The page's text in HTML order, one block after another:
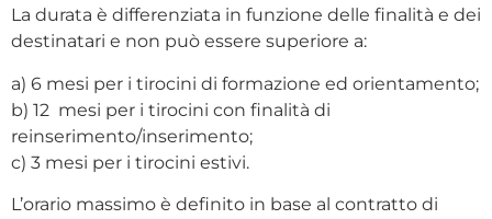
La durata è differenziata in funzione delle finalità e dei
destinatari e non può essere superiore a:
a) 6 mesi per i tirocini di formazione ed orientamento;
b) 12 mesi per i tirocini con finalità di
reinserimento/inserimento;
c) 3 mesi per i tirocini estivi.
L’orario massimo è definito in base al contratto di